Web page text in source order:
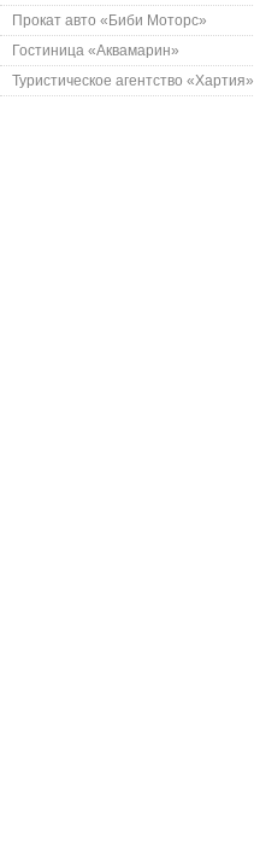
Прокат авто «Биби Моторс»
Гостиница «Аквамарин»
Туристическое агентство «Хартия»